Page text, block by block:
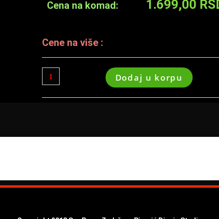
Cena na komad: 1.699,00
Cene na više :
Dodaj u korpu